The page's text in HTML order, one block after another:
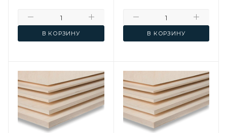
В КОРЗИНУ В КОРЗИНУ